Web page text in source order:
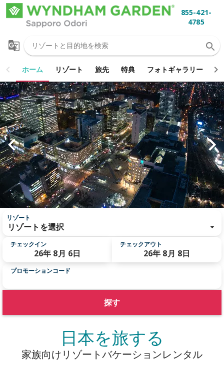
855-421-
4785

ホーム リゾート 旅先 特典 フォトギャラリー お
ホーム
リゾート
旅先
特典
フォトギャラリー
お問い合わせ
リゾート
リゾートを選択
チェックイン
26年 8月 6日
チェックアウト
26年 8月 8日
プロモーションコード
探す
日本を旅する
家族向けリゾートバケーションレンタル